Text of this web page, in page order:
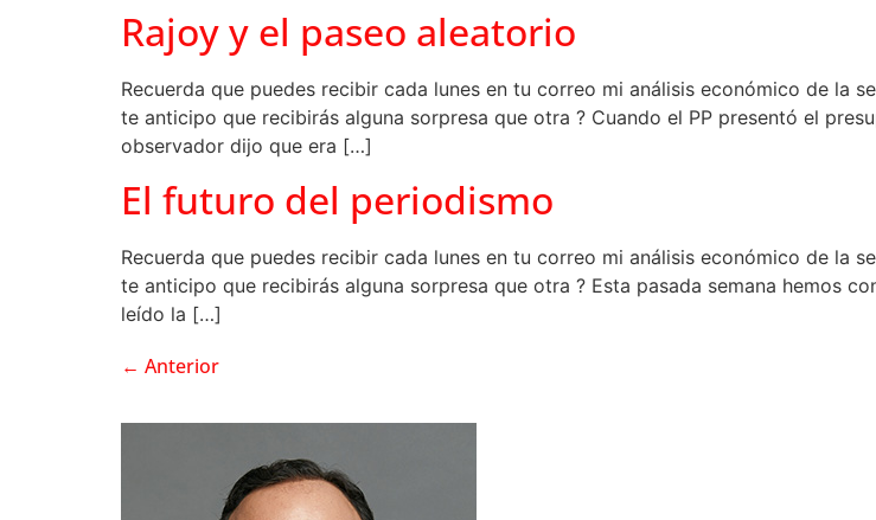
Rajoy y el paseo aleatorio
Recuerda que puedes recibir cada lunes en tu correo mi análisis económico de la
te anticipo que recibirás alguna sorpresa que otra ? Cuando el PP presentó el
observador dijo que era […]
El futuro del periodismo
Recuerda que puedes recibir cada lunes en tu correo mi análisis económico de la
te anticipo que recibirás alguna sorpresa que otra ? Esta pasada semana hemos
leído la […]
← Anterior